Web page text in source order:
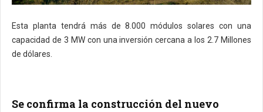
Esta planta tendrá más de 8.000 módulos solares con una
capacidad de 3 MW con una inversión cercana a los 2.7 Millones
de dólares.
Se confirma la construcción del nuevo